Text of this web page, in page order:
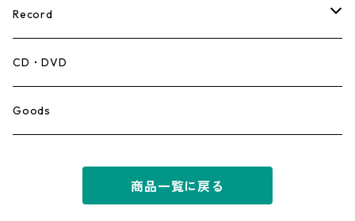
Record
Mento,Calypso,Ballad
Ska
CD・DVD
Goods
商品一覧に戻る